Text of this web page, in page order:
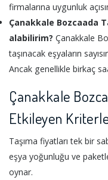
firmalarına uygunluk
Çanakkale Bozcaada
alabilirim? Çanakkale
taşınacak eşyaların
Ancak genellikle birkaç
Çanakkale
Etkileyen
Taşıma fiyatları tek bir
eşya yoğunluğu ve
oynar.